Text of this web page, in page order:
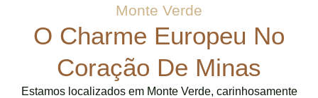
Monte Verde
O Charme Europeu No
Coração De Minas
Estamos localizados em Monte Verde, carinhosamente